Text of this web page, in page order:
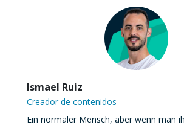
Ismael Ruiz
Creador de contenidos
Ein normaler Mensch, aber wenn man